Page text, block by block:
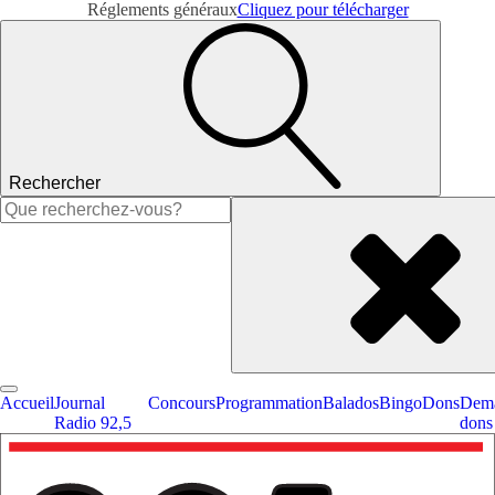
Réglements générauxCliquez pour télécharger
Rechercher
Rechercher :
AccueilJournal
Radio 92,5
ConcoursProgrammationBaladosBingoDons
dons